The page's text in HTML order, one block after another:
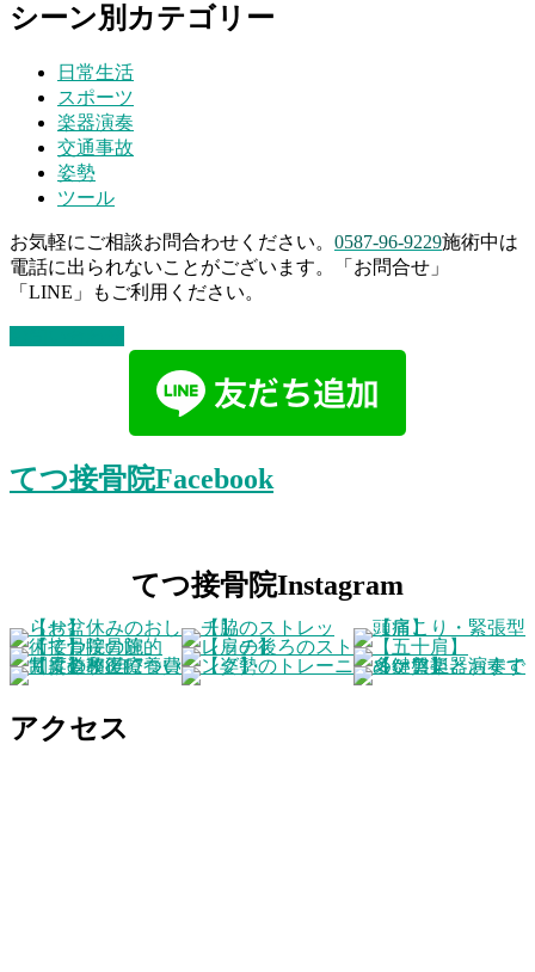
シーン別カテゴリー
日常生活
スポーツ
楽器演奏
交通事故
姿勢
ツール
お気軽にご相談お問合わせください。 0587-96-9229施術中は
電話に出られないことがございます。「お問合せ」
「LINE」もご利用ください。
てつ接骨院Facebook
てつ接骨院Instagram
アクセス